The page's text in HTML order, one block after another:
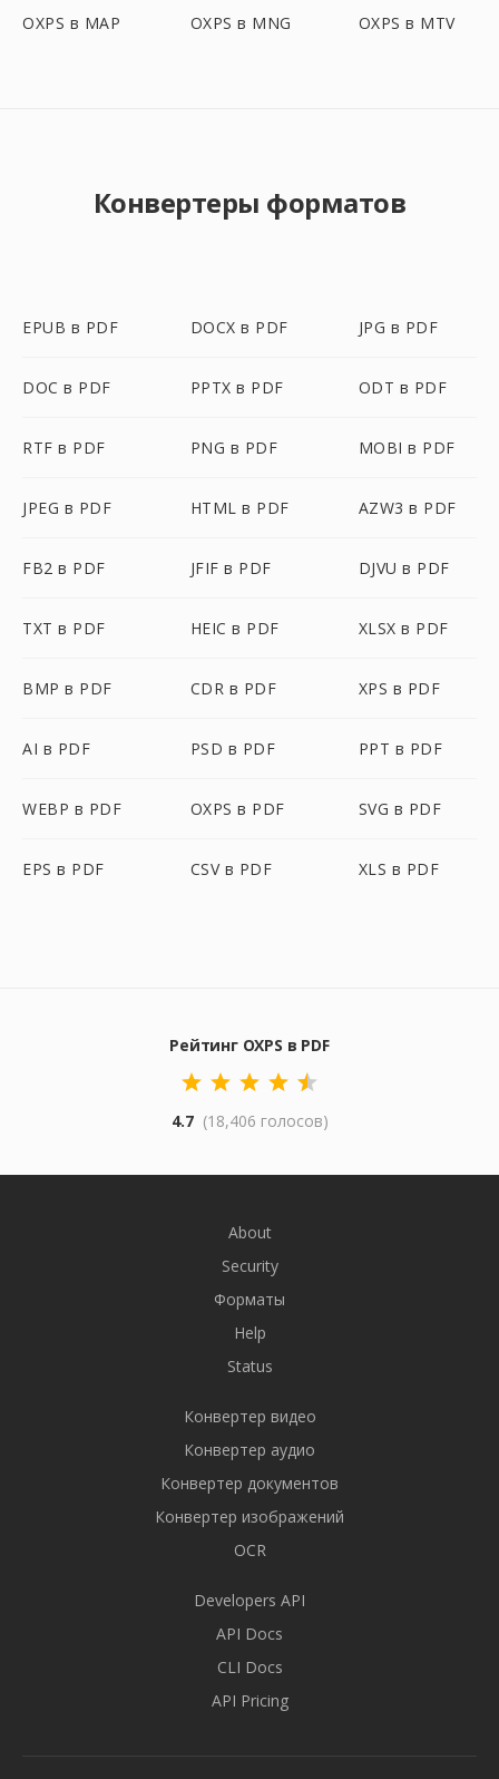
OXPS в MAP OXPS в MNG OXPS в MTV
Конвертеры форматов
EPUB в PDF DOCX в PDF JPG в PDF
DOC в PDF PPTX в PDF ODT в PDF
RTF в PDF PNG в PDF MOBI в PDF
JPEG в PDF HTML в PDF AZW3 в PDF
FB2 в PDF JFIF в PDF DJVU в PDF
TXT в PDF HEIC в PDF XLSX в PDF
BMP в PDF CDR в PDF XPS в PDF
AI в PDF PSD в PDF PPT в PDF
WEBP в PDF OXPS в PDF SVG в PDF
EPS в PDF CSV в PDF XLS в PDF
Рейтинг OXPS в PDF
4.7 (18,406 голосов)
About
Security
Форматы
Help
Status
Конвертер видео
Конвертер аудио
Конвертер документов
Конвертер изображений
OCR
Developers API
API Docs
CLI Docs
API Pricing